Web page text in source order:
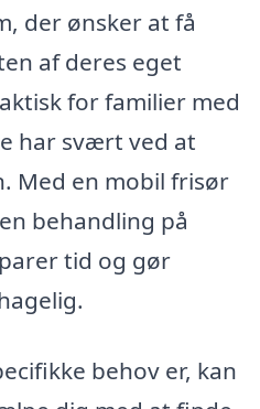
der ønsker at få
af deres eget
for familier med
har svært ved at
Med en mobil frisør
behandling på
tid og gør
behov er, kan